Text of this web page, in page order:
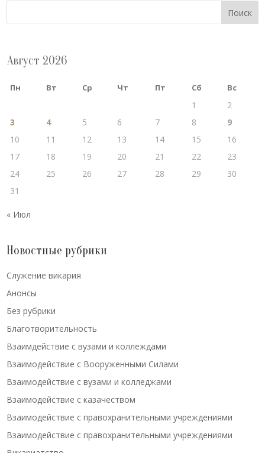
Поиск
Август 2026
Пн Вт Ср Чт Пт Сб Вс
1
2
3
4 5 6 7 8
9
10
11 12 13 14 15
16
17
18 19 20 21 22
23
24
25 26 27 28 29
30
31
« Июл
Новостные рубрики
Cлужение викария
Анонсы
Без рубрики
Благотворительность
Взаимдействие с вузами и коллеждами
Взаимодействие с Вооруженными Силами
Взаимодействие с вузами и колледжами
Взаимодействие с казачеством
Взаимодействие с правохранительными учреждениями
Взаимодействие с правохранительными учреждениями